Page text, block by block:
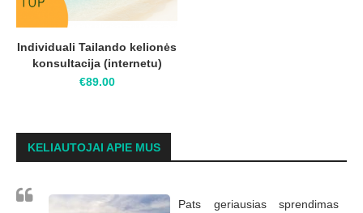
Individuali Tailando kelionės
konsultacija (internetu)
€89.00
KELIAUTOJAI APIE MUS
Pats geriausias sprendimas